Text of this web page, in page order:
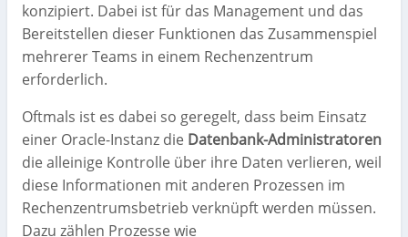
konzipiert. Dabei ist für das Management und das
Bereitstellen dieser Funktionen das Zusammenspiel
mehrerer Teams in einem Rechenzentrum
erforderlich.
Oftmals ist es dabei so geregelt, dass beim Einsatz
einer Oracle-Instanz die Datenbank-Administratoren
die alleinige Kontrolle über ihre Daten verlieren, weil
diese Informationen mit anderen Prozessen im
Rechenzentrumsbetrieb verknüpft werden müssen.
Dazu zählen Prozesse wie